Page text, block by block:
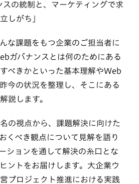
スの統制と、マーケティングで求
しがち」
な課題をもつ企業のご担当者に
ガバナンスとは何のためにある
べきかといった基本理解やWeb
今の状況を整理し、そこにある
説します。
の視点から、課題解決に向けた
くべき観点について見解を語り
ションを通して解決の糸口とな
ントをお届けします。大企業ウ
プロジェクト推進における実践